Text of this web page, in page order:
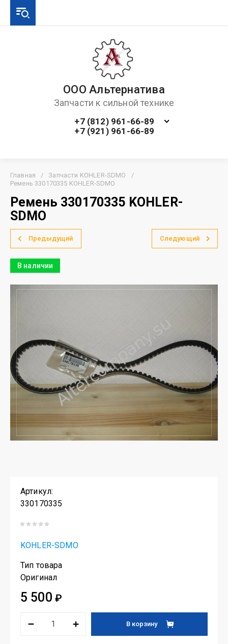
ООО Альтернатива
Запчасти к сильной технике
+7 (812) 961-66-89
+7 (921) 961-66-89
Главная / Запчасти KOHLER-SDMO
/
Ремень 330170335 KOHLER-SDMO
Ремень 330170335 KOHLER-
SDMO
Предыдущий Следующий
В наличии
Артикул:
330170335
KOHLER-SDMO
Тип товара
Оригинал
5 500 ₽
В корзину